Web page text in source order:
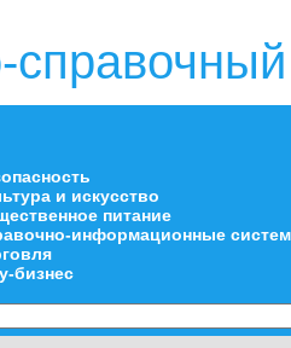
и искусство
питание
информационные
бизнес